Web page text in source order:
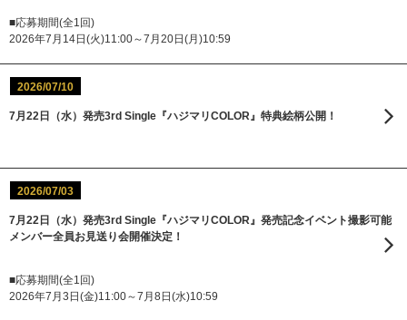
■応募期間(全1回)
2026年7月14日(火)11:00～7月20日(月)10:59
2026/07/10
7月22日（水）発売3rd Single『ハジマリCOLOR』特典絵柄公開！
2026/07/03
7月22日（水）発売3rd Single『ハジマリCOLOR』発売記念イベント撮影可能
メンバー全員お見送り会開催決定！
■応募期間(全1回)
2026年7月3日(金)11:00～7月8日(水)10:59